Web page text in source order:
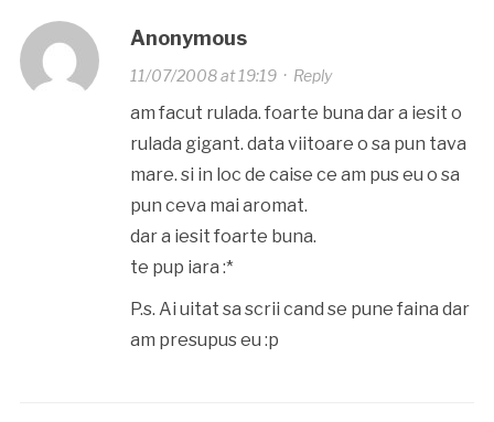
Anonymous
11/07/2008 at 19:19· Reply
am facut rulada. foarte buna dar a iesit o
rulada gigant. data viitoare o sa pun tava
mare. si in loc de caise ce am pus eu o sa
pun ceva mai aromat.
dar a iesit foarte buna.
te pup iara :*
P.s. Ai uitat sa scrii cand se pune faina dar
am presupus eu :p